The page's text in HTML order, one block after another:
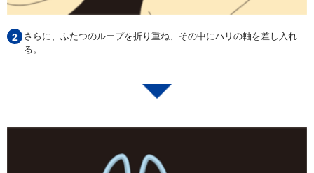
さらに、ふたつのループを折り重ね、その中にハリの軸を差し入れ
る。